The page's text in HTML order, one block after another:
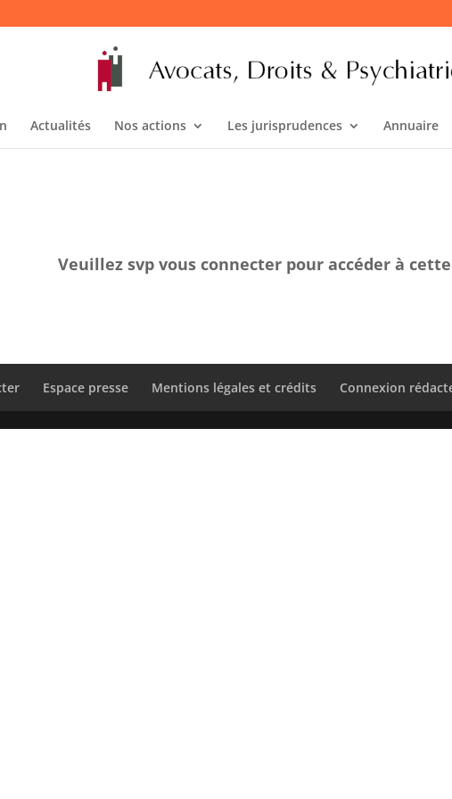
Actualités Nos actions Les jurisprudences Annuaire
Veuillez svp vous connecter pour accéder à
Espace presse Mentions légales et crédits Connexion